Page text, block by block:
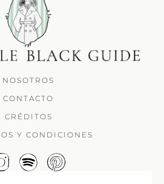
NOSOTROS
CONTACTO
CRÉDITOS
Y CONDICIONES